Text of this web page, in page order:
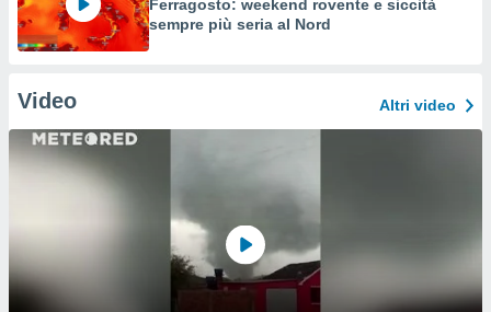
Ferragosto: weekend rovente e siccità
sempre più seria al Nord
Video Altri video